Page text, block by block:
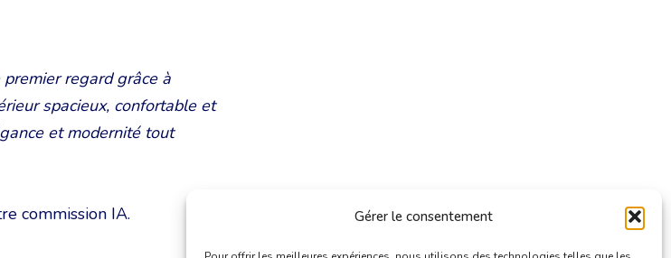
Gérer le consentement
regard grâce à
spacieux, confortable et
et modernité tout
commission IA.